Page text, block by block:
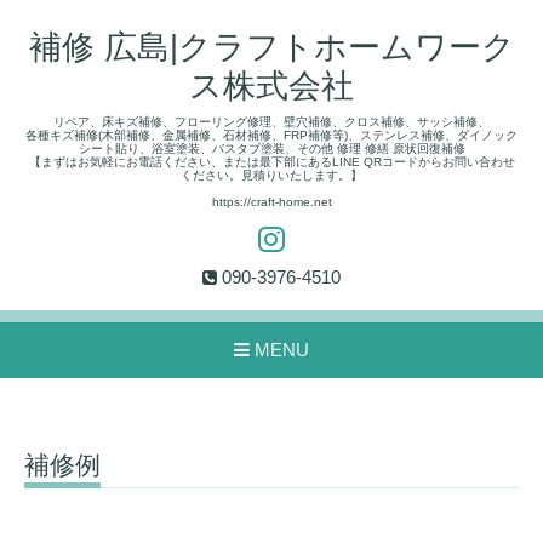
補修 広島|クラフトホームワーク
ス株式会社
リペア、床キズ補修、フローリング修理、壁穴補修、クロス補修、サッシ補修、
各種キズ補修(木部補修、金属補修、石材補修、FRP補修等)、ステンレス補修、ダイノック
シート貼り、浴室塗装、バスタブ塗装、その他 修理 修繕 原状回復補修
【まずはお気軽にお電話ください、または最下部にあるLINE QRコードからお問い合わせ
ください。見積りいたします。】
https://craft-home.net
090-3976-4510
MENU
補修例